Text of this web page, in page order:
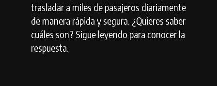
trasladar a miles de pasajeros diariamente
de manera rápida y segura. ¿Quieres saber
cuáles son? Sigue leyendo para conocer la
respuesta.